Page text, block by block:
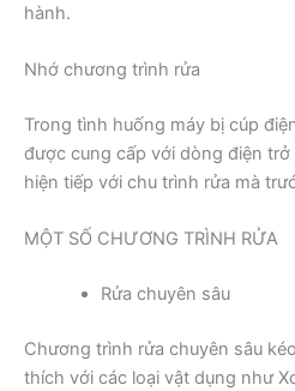
hành.
Nhớ chương trình rửa
Trong tình huống máy bị cúp
được cung cấp với dòng điện trở
hiện tiếp với chu trình rửa mà
MỘT SỐ CHƯƠNG TRÌNH RỬA
Rửa chuyên sâu
Chương trình rửa chuyên sâu
thích với các loại vật dụng như